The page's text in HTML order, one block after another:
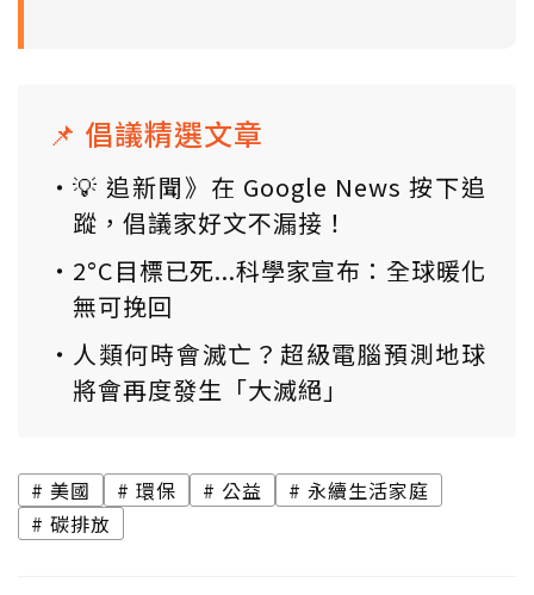
📌 倡議精選文章
💡 追新聞》在 Google News 按下追
蹤，倡議家好文不漏接！
2°C目標已死...科學家宣布：全球暖化
無可挽回
人類何時會滅亡？超級電腦預測地球
將會再度發生「大滅絕」
美國 環保 公益
永續生活家庭
碳排放